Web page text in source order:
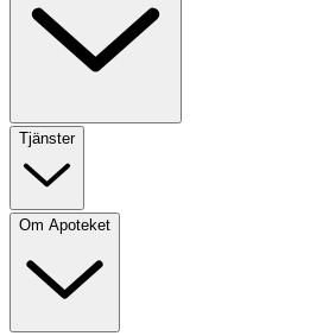
Tjänster
Om Apoteket